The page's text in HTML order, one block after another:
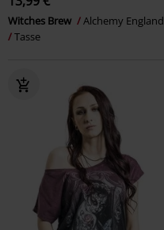
Witches Brew
Alchemy England
Tasse